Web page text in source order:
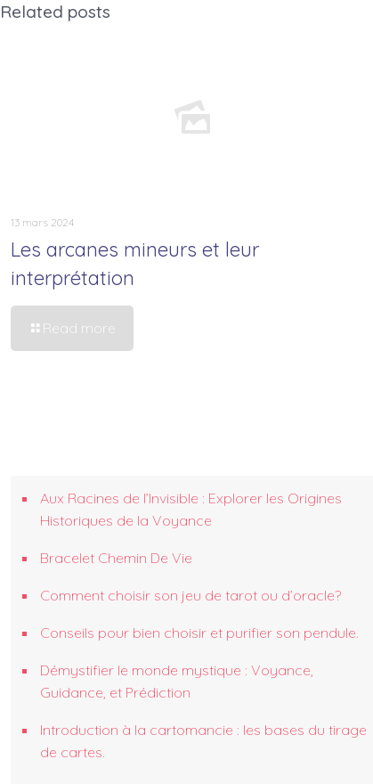
Related posts
13 mars 2024
Les arcanes mineurs et leur
interprétation
Read more
Aux Racines de l’Invisible : Explorer les Origines
Historiques de la Voyance
Bracelet Chemin De Vie
Comment choisir son jeu de tarot ou d’oracle?
Conseils pour bien choisir et purifier son pendule.
Démystifier le monde mystique : Voyance,
Guidance, et Prédiction
Introduction à la cartomancie : les bases du tirage
de cartes.